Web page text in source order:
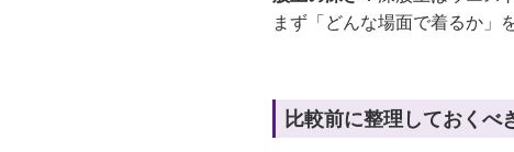
まず「どんな場面で着るか」
比較前に整理しておくべ